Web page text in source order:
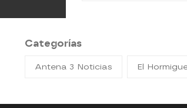
Categorías
Antena 3 Noticias El